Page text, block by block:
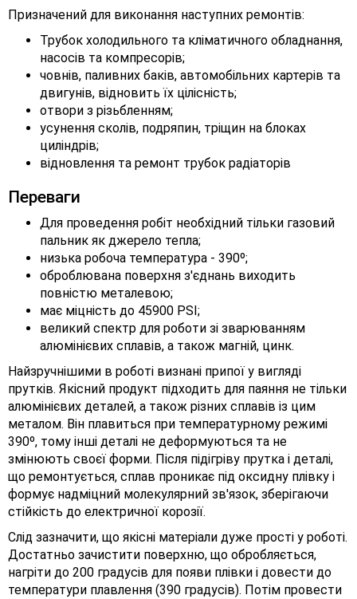
Призначений для виконання наступних ремонтів:
Трубок холодильного та кліматичного обладнання,
насосів та компресорів;
човнів, паливних баків, автомобільних картерів та
двигунів, відновить їх цілісність;
отвори з різьбленням;
усунення сколів, подряпин, тріщин на блоках
циліндрів;
відновлення та ремонт трубок радіаторів
Переваги
Для проведення робіт необхідний тільки газовий
пальник як джерело тепла;
низька робоча температура - 390º;
оброблювана поверхня з'єднань виходить
повністю металевою;
має міцність до 45900 PSI;
великий спектр для роботи зі зварюванням
алюмінієвих сплавів, а також магній, цинк.
Найзручнішими в роботі визнані припої у вигляді
прутків. Якісний продукт підходить для паяння не тільки
алюмінієвих деталей, а також різних сплавів із цим
металом. Він плавиться при температурному режимі
390º, тому інші деталі не деформуються та не
змінюють своєї форми. Після підігріву прутка і деталі,
що ремонтується, сплав проникає під оксидну плівку і
формує надміцний молекулярний зв'язок, зберігаючи
стійкість до електричної корозії.
Слід зазначити, що якісні матеріали дуже прості у роботі.
Достатньо зачистити поверхню, що обробляється,
нагріти до 200 градусів для появи плівки і довести до
температури плавлення (390 градусів). Потім провести